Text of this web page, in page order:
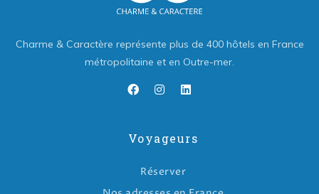
Charme & Caractère représente plus de 400 hôtels en France
métropolitaine et en Outre-mer.
Voyageurs
Réserver